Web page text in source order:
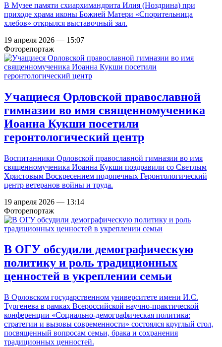
В Музее памяти схиархимандрита Илия (Ноздрина) при
приходе храма иконы Божией Матери «Спорительница
хлебов» открылся выставочный зал.
19 апреля 2026 — 15:07
Фоторепортаж
Учащиеся Орловской православной
гимназии во имя священномученика
Иоанна Кукши посетили
геронтологический центр
Воспитанники Орловской православной гимназии во имя
священномученика Иоанна Кукши поздравили со Светлым
Христовым Воскресением подопечных Геронтологический
центр ветеранов войны и труда.
19 апреля 2026 — 13:14
Фоторепортаж
В ОГУ обсудили демографическую
политику и роль традиционных
ценностей в укреплении семьи
В Орловском государственном университете имени И.С.
Тургенева в рамках Всероссийской научно-практической
конференции «Социально-демографическая политика:
стратегии и вызовы современности» состоялся круглый стол,
посвященный вопросам семьи, брака и сохранения
традиционных ценностей.